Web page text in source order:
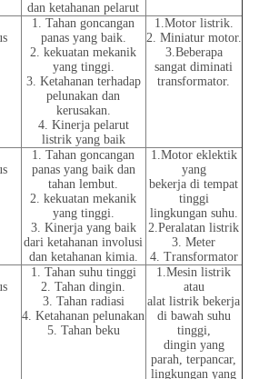
dan ketahanan pelarut
1. Tahan goncangan
panas yang baik.
2. kekuatan mekanik
yang tinggi.
3. Ketahanan terhadap
pelunakan dan
kerusakan.
4. Kinerja pelarut
listrik yang baik
1.Motor listrik.
2. Miniatur motor.
3.Beberapa
sangat diminati
transformator.
1. Tahan goncangan
panas yang baik dan
tahan lembut.
2. kekuatan mekanik
yang tinggi.
3. Kinerja yang baik
dari ketahanan involusi
dan ketahanan kimia.
1.Motor eklektik
yang
bekerja di tempat
tinggi
lingkungan suhu.
2.Peralatan listrik
3. Meter
4. Transformator
1. Tahan suhu tinggi
2. Tahan dingin.
3. Tahan radiasi
4. Ketahanan pelunakan
5. Tahan beku
1.Mesin listrik
atau
alat listrik bekerja
di bawah suhu
tinggi,
dingin yang
parah, terpancar,
lingkungan yang